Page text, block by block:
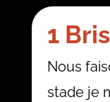
1
Nous
stade je